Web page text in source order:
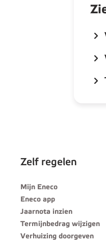
Zelf regelen
Mijn Eneco
Eneco app
Jaarnota inzien
Termijnbedrag wijzigen
Verhuizing doorgeven